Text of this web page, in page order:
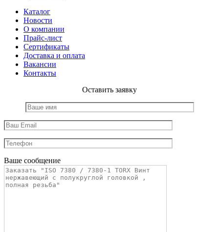
Каталог
Новости
О компании
Прайс-лист
Сертификаты
Доставка и оплата
Вакансии
Контакты
Оставить заявку
Ваше сообщение